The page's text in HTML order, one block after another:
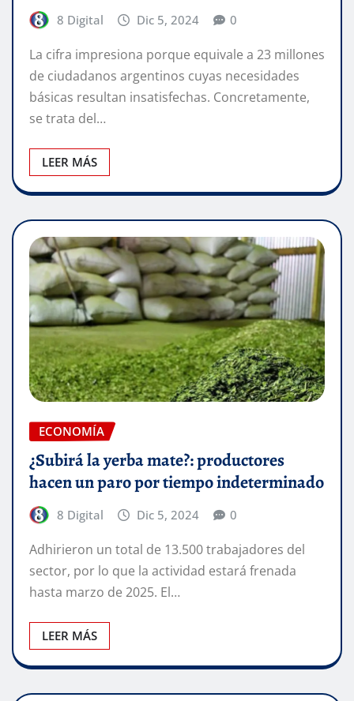
8 Digital Dic 5, 2024 0
La cifra impresiona porque equivale a 23 millones
de ciudadanos argentinos cuyas necesidades
básicas resultan insatisfechas. Concretamente,
se trata del…
LEER MÁS
ECONOMÍA
¿Subirá la yerba mate?: productores
hacen un paro por tiempo indeterminado
8 Digital Dic 5, 2024 0
Adhirieron un total de 13.500 trabajadores del
sector, por lo que la actividad estará frenada
hasta marzo de 2025. El…
LEER MÁS